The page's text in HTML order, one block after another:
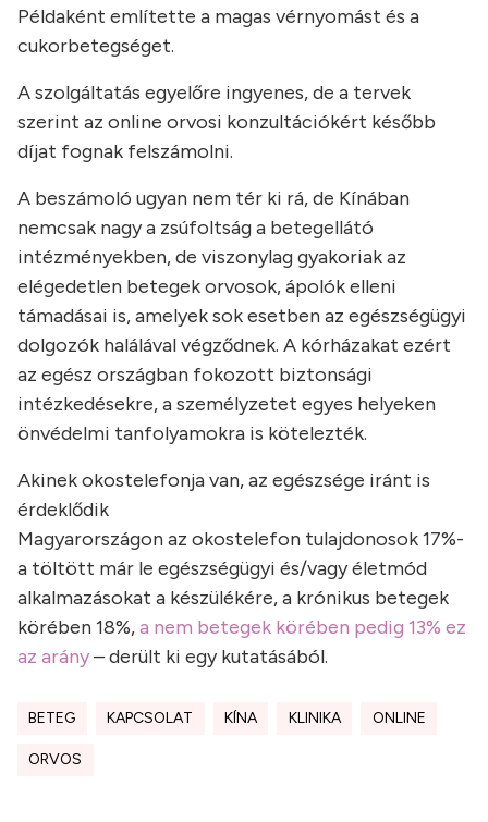
Példaként említette a magas vérnyomást és a
cukorbetegséget.
A szolgáltatás egyelőre ingyenes, de a tervek
szerint az online orvosi konzultációkért később
díjat fognak felszámolni.
A beszámoló ugyan nem tér ki rá, de Kínában
nemcsak nagy a zsúfoltság a betegellátó
intézményekben, de viszonylag gyakoriak az
elégedetlen betegek orvosok, ápolók elleni
támadásai is, amelyek sok esetben az egészségügyi
dolgozók halálával végződnek. A kórházakat ezért
az egész országban fokozott biztonsági
intézkedésekre, a személyzetet egyes helyeken
önvédelmi tanfolyamokra is kötelezték.
Akinek okostelefonja van, az egészsége iránt is
érdeklődik
Magyarországon az okostelefon tulajdonosok 17%-
a töltött már le egészségügyi és/vagy életmód
alkalmazásokat a készülékére, a krónikus betegek
körében 18%,a nem betegek körében pedig 13% ez
az arány– derült ki egy kutatásából.
BETEG KAPCSOLAT KÍNA KLINIKA ONLINE
ORVOS